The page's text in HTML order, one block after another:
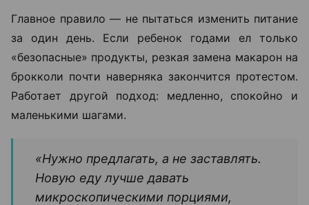
Главное правило — не пытаться изменить питание
за один день. Если ребенок годами ел только
«безопасные» продукты, резкая замена макарон на
брокколи почти наверняка закончится протестом.
Работает другой подход: медленно, спокойно и
маленькими шагами.
«Нужно предлагать, а не заставлять.
Новую еду лучше давать
микроскопическими порциями,